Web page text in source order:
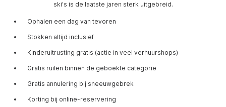
ski's is de laatste jaren sterk uitgebreid.
Ophalen een dag van tevoren
Stokken altijd inclusief
Kinderuitrusting gratis (actie in veel verhuurshops)
Gratis ruilen binnen de geboekte categorie
Gratis annulering bij sneeuwgebrek
Korting bij online-reservering